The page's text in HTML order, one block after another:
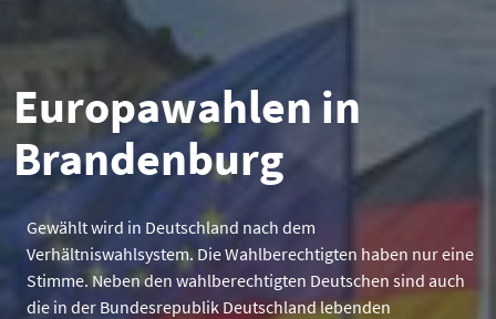
Europawahlen in
Brandenburg
Gewählt wird in Deutschland nach dem
Verhältniswahlsystem. Die Wahlberechtigten haben nur eine
Stimme. Neben den wahlberechtigten Deutschen sind auch
die in der Bundesrepublik Deutschland lebenden